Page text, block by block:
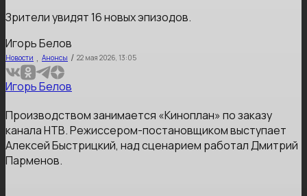
Зрители увидят 16 новых эпизодов.
Игорь Белов
Новости , Анонсы / 22 мая 2026, 13:05
Игорь Белов
Производством занимается «Киноплан» по заказу
канала НТВ. Режиссером-постановщиком выступает
Алексей Быстрицкий, над сценарием работал Дмитрий
Парменов.